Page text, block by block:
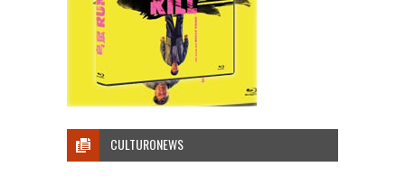
CULTURONEWS